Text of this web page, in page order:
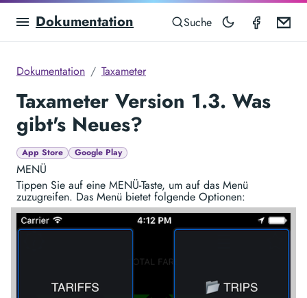
Dokumentation Suche
Dokumentation Taxameter
Taxameter Version 1.3. Was
gibt's Neues?
App Store Google Play
MENÜ
Tippen Sie auf eine MENÜ-Taste, um auf das Menü
zuzugreifen. Das Menü bietet folgende Optionen: